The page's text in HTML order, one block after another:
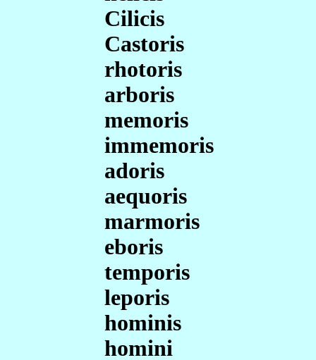
Cilicis
Castoris
rhotoris
arboris
memoris
immemoris
adoris
aequoris
marmoris
eboris
temporis
leporis
hominis
homini